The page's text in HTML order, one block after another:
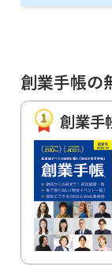
創業手帳の
創業手